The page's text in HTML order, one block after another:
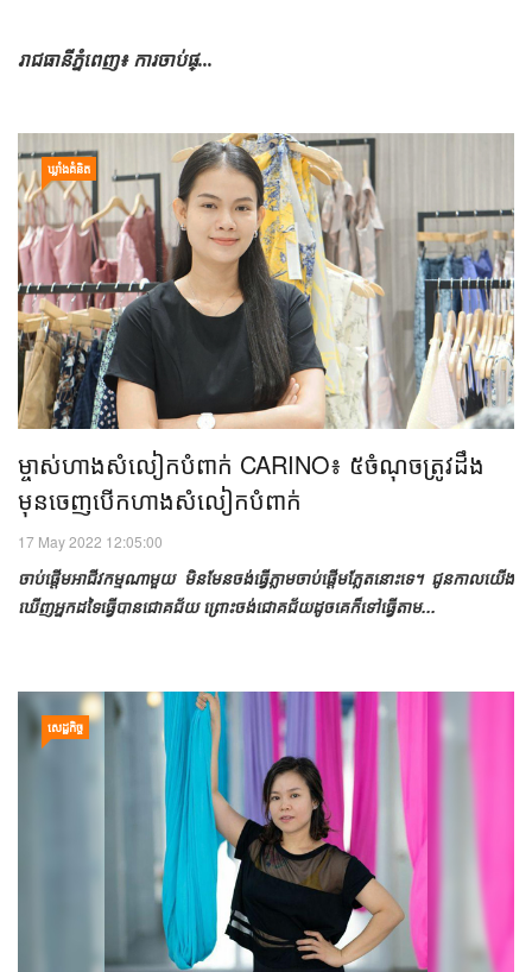
រាជធានីភ្នំពេញ៖ ការ​ចាប់​ផ្...
ឃ្លាំង​គំនិត
ម្ចាស់​ហាង​សំលៀក​បំពាក់​ CARINO៖ ៥​ចំណុច​ត្រូវ​ដឹង​​
មុន​ចេញ​បើក​ហាង​សំលៀកបំពាក់
17 May 2022 12:05:00
ចាប់​ផ្ដើម​អាជីវកម្ម​ណា​មួយ មិន​មែន​ចង់​ធ្វើ​ភ្លាម​ចាប់​ផ្ដើម​ភ្លែត​នោះ​ទេ។ ជូន​កាល​យើង​
ឃើញ​អ្នក​ដទៃ​ធ្វើ​បាន​ជោគជ័យ ព្រោះ​ចង់​ជោគជ័យ​ដូច​គេ​ក៏​ទៅ​ធ្វើ​តាម​...
សេដ្ឋកិច្ច